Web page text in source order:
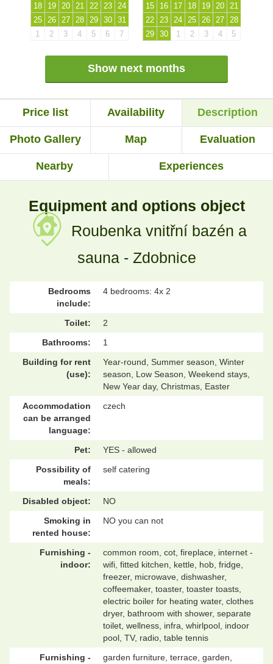
18
19 20 21 22 23
24
25
26 27 28 29 30
31
1
2 3 4 5 6 7
15
16 17 18 19 20
21
22
23 24 25 26 27
28
29 30 1 2 3 4 5
Show next months
Price list Availability Description
Photo Gallery Map Evaluation
Nearby Experiences
Equipment and options object
Roubenka vnitřní bazén a
sauna - Zdobnice
Bedrooms
include:
4 bedrooms: 4x 2
Toilet:
2
Bathrooms:
1
Building for rent
(use):
Year-round, Summer season, Winter
season, Low Season, Weekend stays,
New Year day, Christmas, Easter
Accommodation
can be arranged
language:
czech
Pet:
YES - allowed
Possibility of
meals:
self catering
Disabled object:
NO
Smoking in
rented house:
NO you can not
Furnishing -
indoor:
common room, cot, fireplace, internet -
wifi, fitted kitchen, kettle, hob, fridge,
freezer, microwave, dishwasher,
coffeemaker, toaster, toaster toasts,
electric boiler for heating water, clothes
dryer, bathroom with shower, separate
toilet, wellness, infra, whirlpool, indoor
pool, TV, radio, table tennis
Furnishing -
garden furniture, terrace, garden,